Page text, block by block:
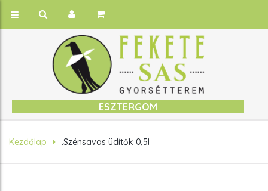
ESZTERGOM
Kezdőlap .Szénsavas üdítők 0,5l